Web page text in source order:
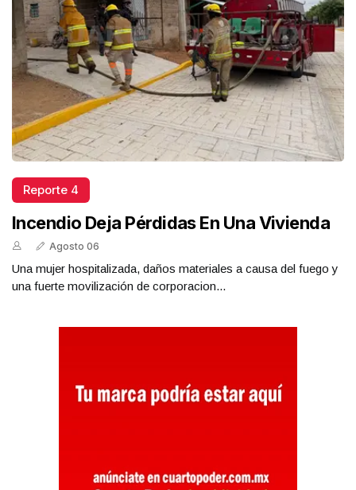
Reporte 4
Incendio Deja Pérdidas En Una Vivienda
Agosto 06
Una mujer hospitalizada, daños materiales a causa del fuego y
una fuerte movilización de corporacion...